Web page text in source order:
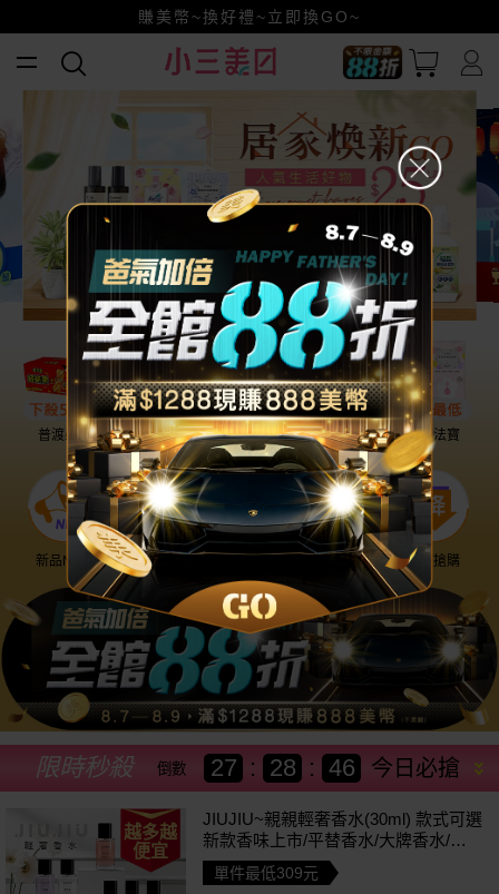
賺美幣~換好禮~立即換GO~
小三美日x全支付~美幣+全點折上折超划算
全館88折爸氣加倍！
普渡必備 話題保養 盛夏提案 雨天法寶
新品NEW 降價搶購
今日必搶
限時秒殺 倒數 27 : 28 : 43
越多越
便宜
JIUJIU~親親輕奢香水(30ml) 款式可選
新款香味上市/平替香水/大牌香水/大
牌平替
單件最低309元